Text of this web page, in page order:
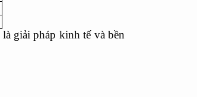
là giải pháp kinh tế và bền